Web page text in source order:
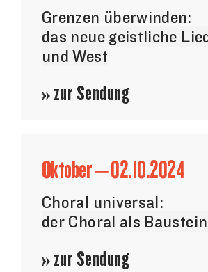
Grenzen überwinden:
das neue geistliche
und West
» zur Sendung
Oktober – 02.10.2024
Choral universal:
der Choral als
» zur Sendung